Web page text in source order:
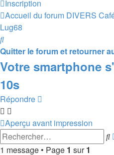
Inscription
Accueil du forum DIVERS
Lug68
Rechercher
Quitter le forum et retourner
Votre smartphone
10s
Répondre
Aperçu avant impression
1 message • Page 1 sur1